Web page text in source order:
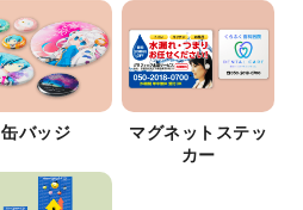
缶バッジ
マグネットステッ
カー